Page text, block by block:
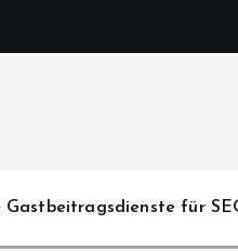
Gastbeitragsdienste für